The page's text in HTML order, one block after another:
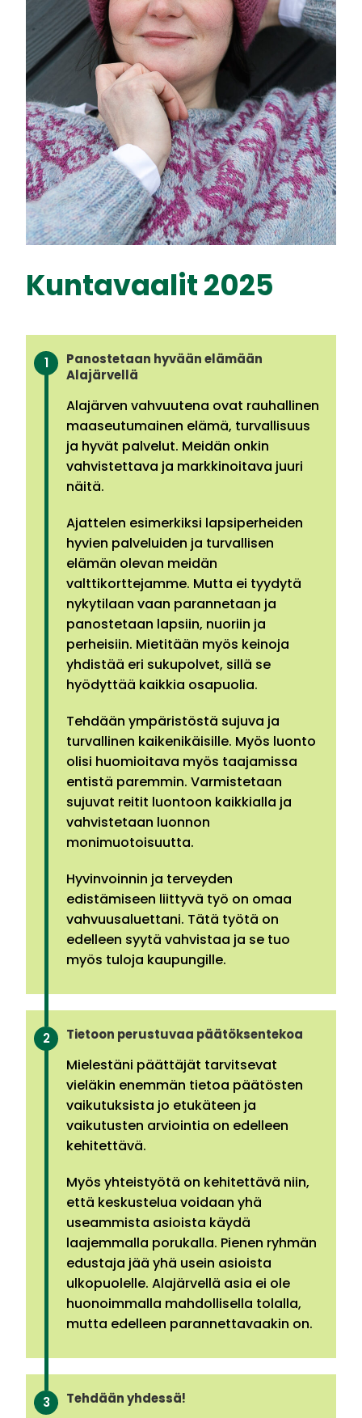
Kuntavaalit 2025
Panostetaan hyvään elämään
Alajärvellä
Alajärven vahvuutena ovat rauhallinen
maaseutumainen elämä, turvallisuus
ja hyvät palvelut. Meidän onkin
vahvistettava ja markkinoitava juuri
näitä.
Ajattelen esimerkiksi lapsiperheiden
hyvien palveluiden ja turvallisen
elämän olevan meidän
valttikorttejamme. Mutta ei tyydytä
nykytilaan vaan parannetaan ja
panostetaan lapsiin, nuoriin ja
perheisiin. Mietitään myös keinoja
yhdistää eri sukupolvet, sillä se
hyödyttää kaikkia osapuolia.
Tehdään ympäristöstä sujuva ja
turvallinen kaikenikäisille. Myös luonto
olisi huomioitava myös taajamissa
entistä paremmin. Varmistetaan
sujuvat reitit luontoon kaikkialla ja
vahvistetaan luonnon
monimuotoisuutta.
Hyvinvoinnin ja terveyden
edistämiseen liittyvä työ on omaa
vahvuusaluettani. Tätä työtä on
edelleen syytä vahvistaa ja se tuo
myös tuloja kaupungille.
Tietoon perustuvaa päätöksentekoa
Mielestäni päättäjät tarvitsevat
vieläkin enemmän tietoa päätösten
vaikutuksista jo etukäteen ja
vaikutusten arviointia on edelleen
kehitettävä.
Myös yhteistyötä on kehitettävä niin,
että keskustelua voidaan yhä
useammista asioista käydä
laajemmalla porukalla. Pienen ryhmän
edustaja jää yhä usein asioista
ulkopuolelle. Alajärvellä asia ei ole
huonoimmalla mahdollisella tolalla,
mutta edelleen parannettavaakin on.
Tehdään yhdessä!